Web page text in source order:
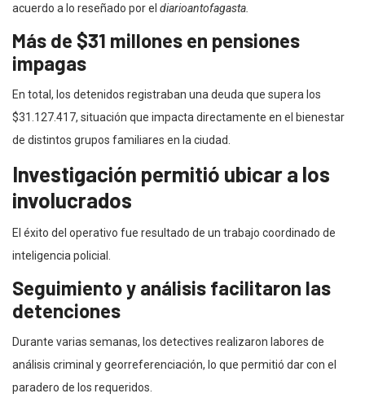
acuerdo a lo reseñado por el diarioantofagasta.
Más de $31 millones en pensiones
impagas
En total, los detenidos registraban una deuda que supera los
$31.127.417, situación que impacta directamente en el bienestar
de distintos grupos familiares en la ciudad.
Investigación permitió ubicar a los
involucrados
El éxito del operativo fue resultado de un trabajo coordinado de
inteligencia policial.
Seguimiento y análisis facilitaron las
detenciones
Durante varias semanas, los detectives realizaron labores de
análisis criminal y georreferenciación, lo que permitió dar con el
paradero de los requeridos.